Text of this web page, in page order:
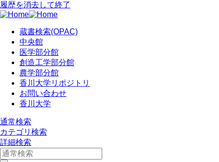
履歴を消去して終了
蔵書検索(OPAC)
中央館
医学部分館
創造工学部分館
農学部分館
香川大学リポジトリ
お問い合わせ
香川大学
通常検索
カテゴリ検索
詳細検索